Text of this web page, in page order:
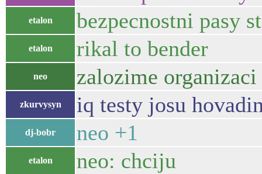
etalon bezpecnostni pasy
etalon rikal to bender
neo zalozime
zkurvysyn iq testy josu
dj-bobr neo +1
etalon neo: chciju